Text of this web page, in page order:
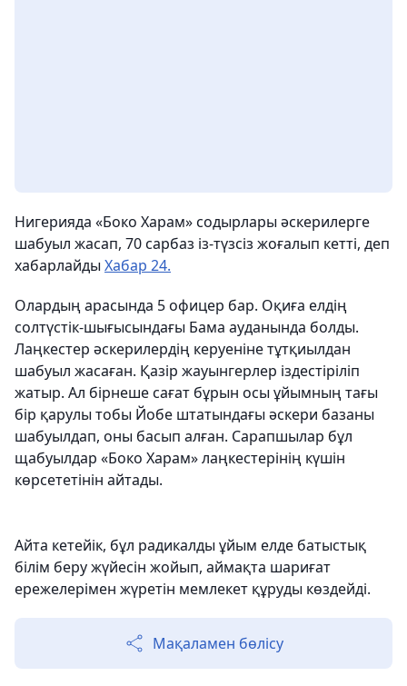
Нигерияда «Боко Харам» содырлары әскерилерге
шабуыл жасап, 70 сарбаз із-түзсіз жоғалып кетті, деп
хабарлайды Хабар 24.
Олардың арасында 5 офицер бар. Оқиға елдің
солтүстік-шығысындағы Бама ауданында болды.
Лаңкестер әскерилердің керуеніне тұтқиылдан
шабуыл жасаған. Қазір жауынгерлер іздестіріліп
жатыр. Ал бірнеше сағат бұрын осы ұйымның тағы
бір қарулы тобы Йобе штатындағы әскери базаны
шабуылдап, оны басып алған. Сарапшылар бұл
щабуылдар «Боко Харам» лаңкестерінің күшін
көрсететінін айтады.
Айта кетейік, бұл радикалды ұйым елде батыстық
білім беру жүйесін жойып, аймақта шариғат
ережелерімен жүретін мемлекет құруды көздейді.
Мақаламен бөлісу